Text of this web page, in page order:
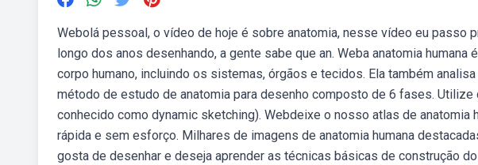
Webolá pessoal, o vídeo de hoje é sobre anatomia, nesse vídeo eu passo
longo dos anos desenhando, a gente sabe que an. Weba anatomia
corpo humano, incluindo os sistemas, órgãos e tecidos. Ela também
método de estudo de anatomia para desenho composto de 6 fases.
conhecido como dynamic sketching). Webdeixe o nosso atlas de anatomia
rápida e sem esforço. Milhares de imagens de anatomia humana
gosta de desenhar e deseja aprender as técnicas básicas de construção